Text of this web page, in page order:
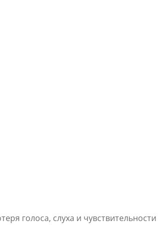
голоса, слуха и чувствительности